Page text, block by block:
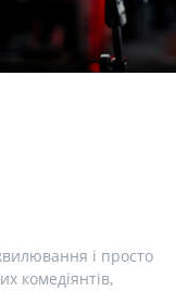
і просто
комедіянтів,